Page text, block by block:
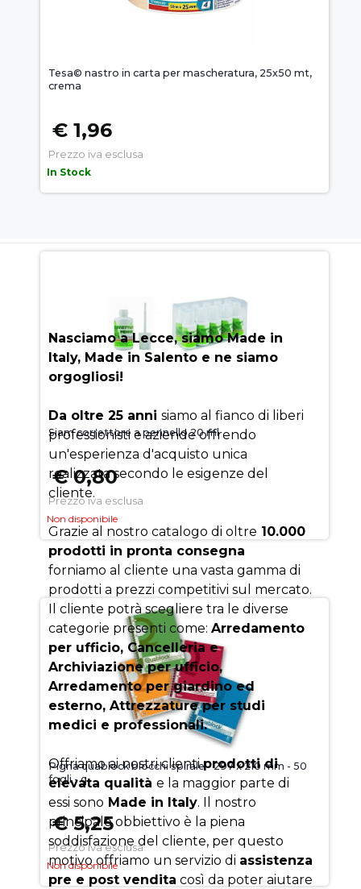
Tesa© nastro in carta per mascheratura, 25x50 mt,
crema
€ 1,96
Prezzo iva esclusa
In Stock
Siam correttore a pennello 20 ml
€ 0,80
Prezzo iva esclusa
Non disponibile
Pigna quablock blocchi spirale - 297 x 210 mm - 50
fogli - q
€ 5,25
Prezzo iva esclusa
Non disponibile
SUCCESSO
Nasciamo a Lecce, siamo Made in
Italy, Made in Salento e ne siamo
orgogliosi!
Da oltre 25 anni siamo al fianco di liberi
professionisti e aziende offrendo
un'esperienza d'acquisto unica
realizzata secondo le esigenze del
cliente.
Grazie al nostro catalogo di oltre 10.000
prodotti in pronta consegna
forniamo al cliente una vasta gamma di
prodotti a prezzi competitivi sul mercato.
Il cliente potrà scegliere tra le diverse
categorie presenti come: Arredamento
per ufficio, Cancelleria e
Archiviazione per ufficio,
Arredamento per giardino ed
esterno, Attrezzature per studi
medici e professionali.
Offriamo ai nostri clientiprodotti di
elevata qualità e la maggior parte di
essi sono Made in Italy. Il nostro
principale obbiettivo è la piena
soddisfazione del cliente, per questo
motivo offriamo un servizio di assistenza
pre e post vendita così da poter aiutare